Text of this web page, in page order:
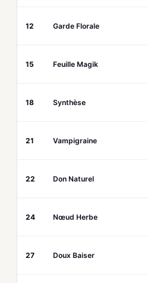
12 Garde Florale
15 Feuille Magik
18 Synthèse
21 Vampigraine
22 Don Naturel
24 Nœud Herbe
27 Doux Baiser